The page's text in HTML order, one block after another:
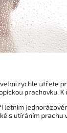
rychle utřete
prachovku. K
s utíráním prachu